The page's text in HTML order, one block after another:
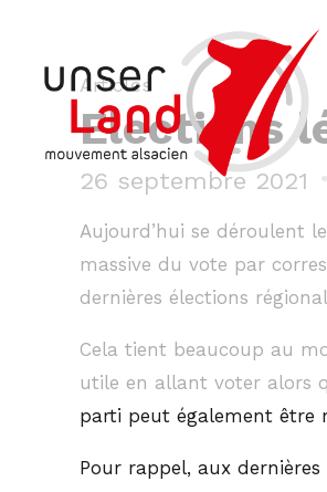
Articles
Elections
26 septembre 2021
Aujourd’hui se déroulent
massive du vote par
dernières élections
Cela tient beaucoup au
utile en allant voter alors
parti peut également être
Pour rappel, aux